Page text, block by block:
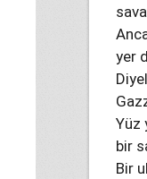
yer
Yüz
bir
Bir